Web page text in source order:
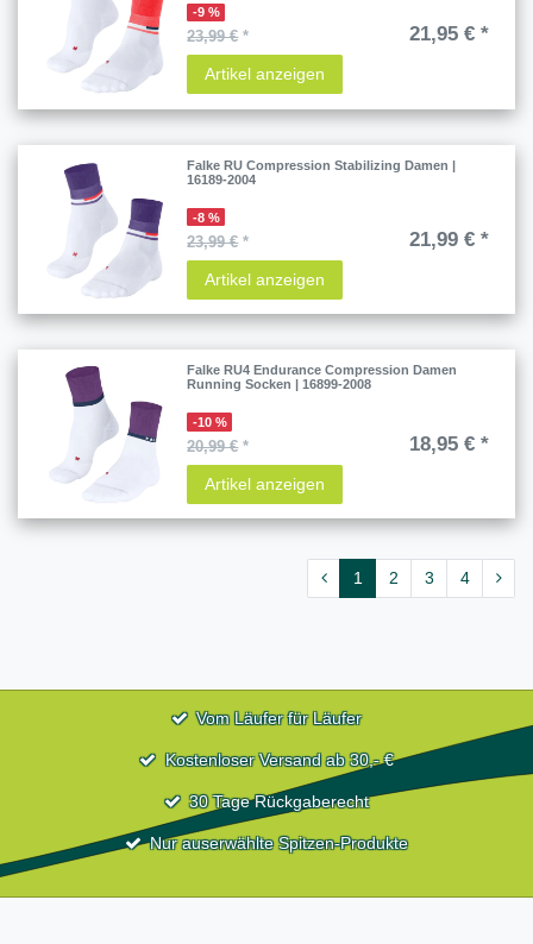
-9 %
23,99 €* 21,95 € *
Artikel anzeigen
Falke RU Compression Stabilizing Damen |
16189-2004
-8 %
23,99 €* 21,99 € *
Artikel anzeigen
Falke RU4 Endurance Compression Damen
Running Socken | 16899-2008
-10 %
20,99 €* 18,95 € *
Artikel anzeigen
1 2 3 4
Vom Läufer für Läufer
Kostenloser Versand ab 30,- €
30 Tage Rückgaberecht
Nur auserwählte Spitzen-Produkte